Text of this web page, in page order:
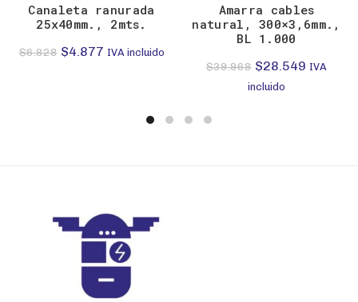
Canaleta ranurada
25x40mm., 2mts.
$6.828 El
$4.877ElIVA incluido
Amarra cables
natural, 300×3,6mm.,
BL 1.000
$39.968 El
precio
$28.549 El
IVA
incluido